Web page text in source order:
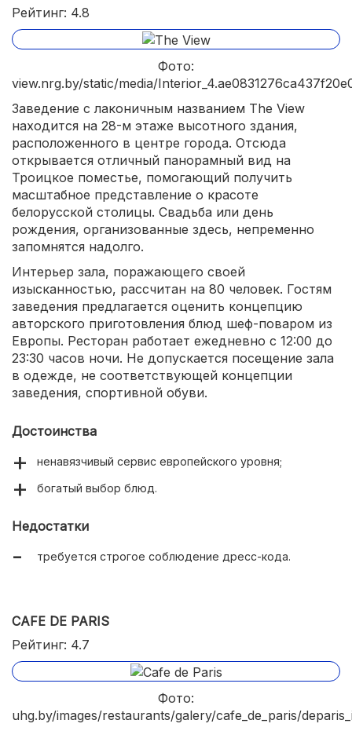
Рейтинг: 4.8
Фото:
view.nrg.by/static/media/
Заведение с лаконичным названием The View
находится на 28-м этаже высотного здания,
расположенного в центре города. Отсюда
открывается отличный панорамный вид на
Троицкое поместье, помогающий получить
масштабное представление о красоте
белорусской столицы. Свадьба или день
рождения, организованные здесь, непременно
запомнятся надолго.
Интерьер зала, поражающего своей
изысканностью, рассчитан на 80 человек. Гостям
заведения предлагается оценить концепцию
авторского приготовления блюд шеф-поваром из
Европы. Ресторан работает ежедневно с 12:00 до
23:30 часов ночи. Не допускается посещение зала
в одежде, не соответствующей концепции
заведения, спортивной обуви.
Достоинства
ненавязчивый сервис европейского уровня;
богатый выбор блюд.
Недостатки
требуется строгое соблюдение дресс-кода.
CAFE DE PARIS
Рейтинг: 4.7
Фото:
uhg.by/images/restaurants/galery/cafe_de_paris/